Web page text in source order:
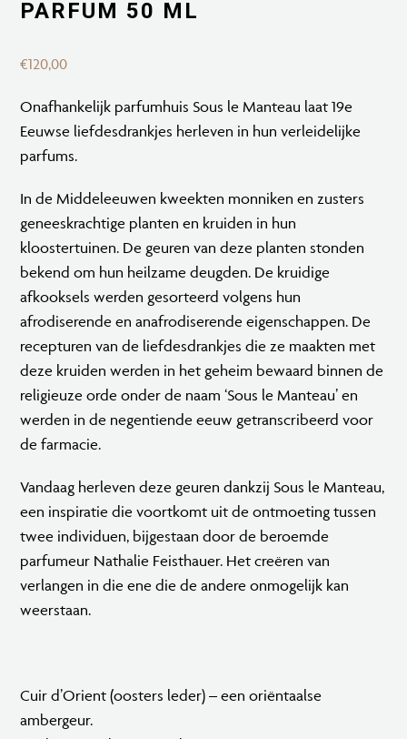
PARFUM 50 ML
€120,00
Onafhankelijk parfumhuis Sous le Manteau laat 19e
Eeuwse liefdesdrankjes herleven in hun verleidelijke
parfums.
In de Middeleeuwen kweekten monniken en zusters
geneeskrachtige planten en kruiden in hun
kloostertuinen. De geuren van deze planten stonden
bekend om hun heilzame deugden. De kruidige
afkooksels werden gesorteerd volgens hun
afrodiserende en anafrodiserende eigenschappen. De
recepturen van de liefdesdrankjes die ze maakten met
deze kruiden werden in het geheim bewaard binnen de
religieuze orde onder de naam ‘Sous le Manteau’ en
werden in de negentiende eeuw getranscribeerd voor
de farmacie.
Vandaag herleven deze geuren dankzij Sous le Manteau,
een inspiratie die voortkomt uit de ontmoeting tussen
twee individuen, bijgestaan door de beroemde
parfumeur Nathalie Feisthauer. Het creëren van
verlangen in die ene die de andere onmogelijk kan
weerstaan.
Cuir d’Orient (oosters leder) – een oriëntaalse
ambergeur.